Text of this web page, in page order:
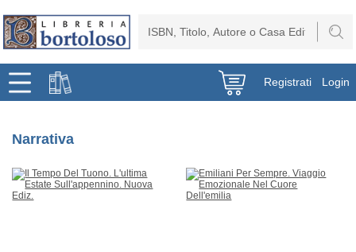
Registrati Login
Narrativa